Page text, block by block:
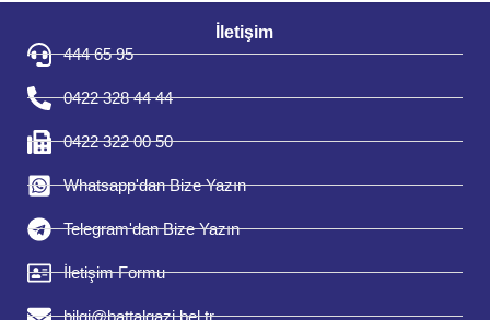
İletişim
444 65 95
0422 328 44 44
0422 322 00 50
Whatsapp'dan Bize Yazın
Telegram'dan Bize Yazın
İletişim Formu
bilgi@battalgazi.bel.tr